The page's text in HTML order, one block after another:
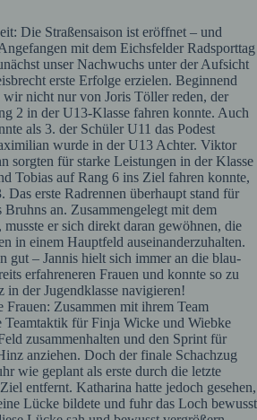
Die Straßensaison ist eröffnet – und
mit dem Eichsfelder Radsporttag
unser Nachwuchs unter der Aufsicht
erste Erfolge erzielen. Beginnend
wir nicht nur von Joris Töller reden, der
2 in der U13-Klasse fahren konnte. Auch
als 3. der Schüler U11 das Podest
wurde in der U13 Achter. Viktor
sorgten für starke Leistungen in der Klasse
Tobias auf Rang 6 ins Ziel fahren konnte,
Das erste Radrennen überhaupt stand für
an. Zusammengelegt mit dem
musste er sich direkt daran gewöhnen, die
in einem Hauptfeld auseinanderzuhalten.
gut – Jannis hielt sich immer an die blau-
erfahreneren Frauen und konnte so zu
in der Jugendklasse navigieren!
Frauen: Zusammen mit ihrem Team
Teamtaktik für Finja Wicke und Wiebke
zusammenhalten und den Sprint für
anziehen. Doch der finale Schachzug
wie geplant als erste durch die letzte
entfernt. Katharina hatte jedoch gesehen,
Lücke bildete und fuhr das Loch bewusst